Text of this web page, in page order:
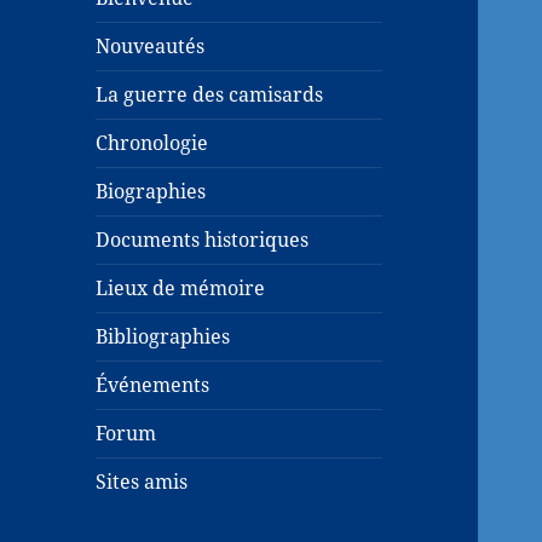
Nouveautés
La guerre des camisards
Chronologie
Biographies
Documents historiques
Lieux de mémoire
Bibliographies
Événements
Forum
Sites amis